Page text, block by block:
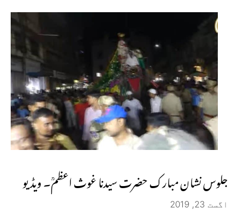
جلوس نشان مبارک حضرت سیدنا غوث اعظمؒ۔ ویڈیو
اگست 23, 2019